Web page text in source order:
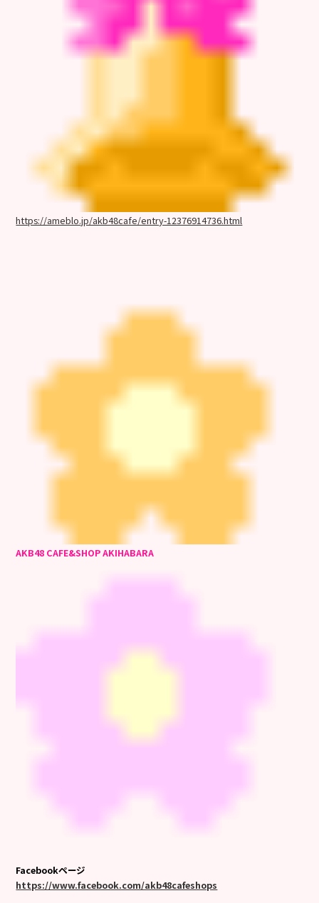
https://ameblo.jp/akb48cafe/entry-12376914736.html
AKB48 CAFE&SHOP AKIHABARA
Facebookページ
https://www.facebook.com/akb48cafeshops